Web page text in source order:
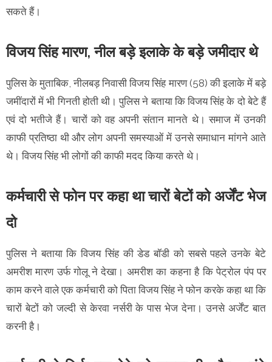
सकते हैं।
विजय सिंह मारण, नील बड़े इलाके के बड़े जमीदार थे
पुलिस के मुताबिक, नीलबड़ निवासी विजय सिंह मारण (58) की इलाके में बड़े
जमींदारों में भी गिनती होती थी। पुलिस ने बताया कि विजय सिंह के दो बेटे हैं
एवं दो भतीजे हैं। चारों को वह अपनी संतान मानते थे। समाज में उनकी
काफी प्रतिष्ठा थी और लोग अपनी समस्याओं में उनसे समाधान मांगने आते
थे। विजय सिंह भी लोगों की काफी मदद किया करते थे।
कर्मचारी से फोन पर कहा था चारों बेटों को अर्जेंट भेज
दो
पुलिस ने बताया कि विजय सिंह की डेड बॉडी को सबसे पहले उनके बेटे
अमरीश मारण उर्फ गोलू ने देखा। अमरीश का कहना है कि पेट्रोल पंप पर
काम करने वाले एक कर्मचारी को पिता विजय सिंह ने फोन करके कहा था कि
चारों बेटों को जल्दी से केरवा नर्सरी के पास भेज देना। उनसे अर्जेंट बात
करनी है।